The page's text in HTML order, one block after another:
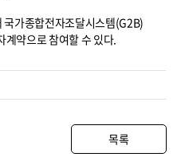
국가종합전자조달시스템(G2B)
계약으로 참여할 수 있다.
목록